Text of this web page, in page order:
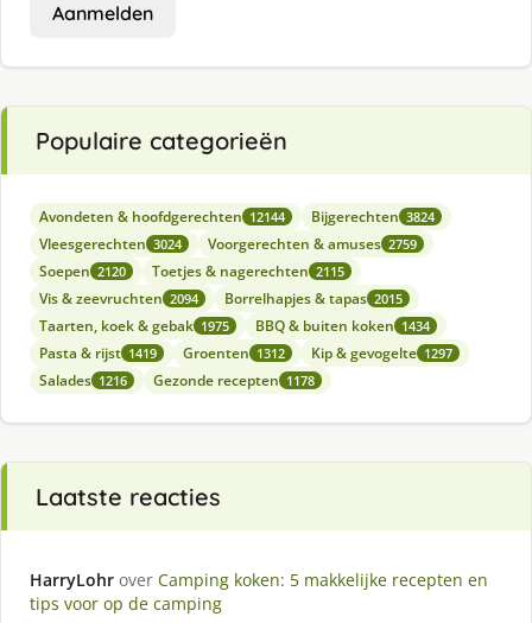
Aanmelden
Populaire categorieën
Avondeten & hoofdgerechten 12144 Bijgerechten 3824
Vleesgerechten 3024 Voorgerechten & amuses 2759
Soepen 2120 Toetjes & nagerechten 2115
Vis & zeevruchten 2094 Borrelhapjes & tapas 2015
Taarten, koek & gebak 1975 BBQ & buiten koken 1434
Pasta & rijst 1419 Groenten 1312 Kip & gevogelte 1297
Salades 1216 Gezonde recepten 1178
Laatste reacties
HarryLohr over Camping koken: 5 makkelijke recepten en
tips voor op de camping